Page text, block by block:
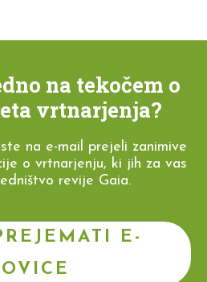
na tekočem o
vrtnarjenja?
na e-mail prejeli zanimive
o vrtnarjenju, ki jih za vas
revije Gaia.
E-